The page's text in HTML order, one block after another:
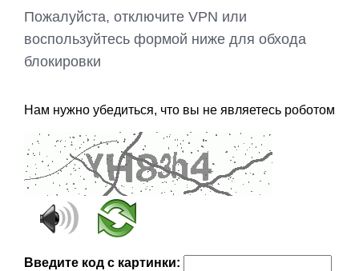
Пожалуйста, отключите VPN или
воспользуйтесь формой ниже для обхода
блокировки
Нам нужно убедиться, что вы не являетесь роботом
Введите код с картинки: